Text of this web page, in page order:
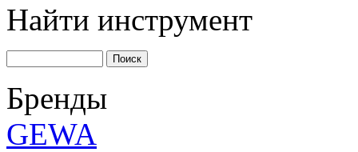
Найти инструмент
Бренды
GEWA